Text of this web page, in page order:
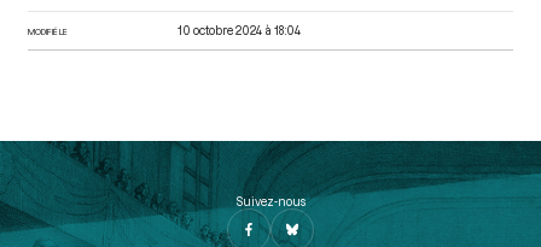
MODIFIÉ LE 10 octobre 2024 à 18:04
Suivez-nous